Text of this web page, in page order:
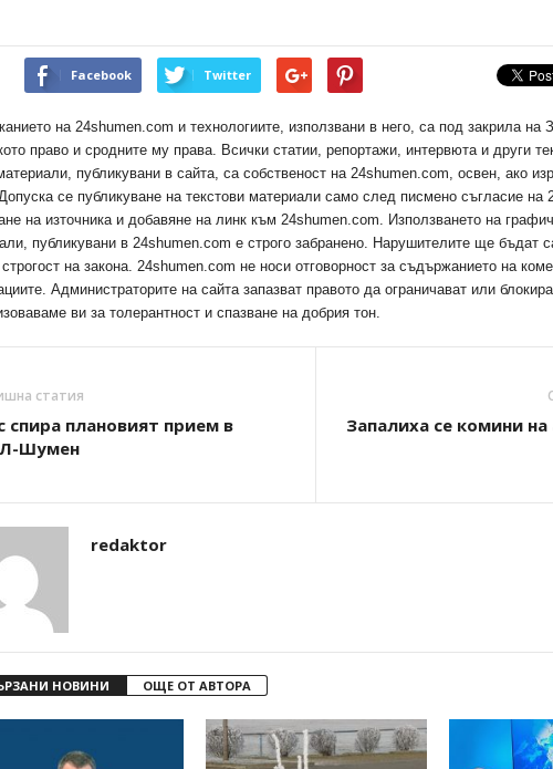
Facebook Twitter
на 24shumen.com и технологиите, използвани в него, са под закрила на
право и сродните му права. Всички статии, репортажи, интервюта и други
публикувани в сайта, са собственост на 24shumen.com, освен, ако
се публикуване на текстови материали само след писмено съгласие на
на източника и добавяне на линк към 24shumen.com. Използването на
публикувани в 24shumen.com е строго забранено. Нарушителите ще бъдат
на закона. 24shumen.com не носи отговорност за съдържанието на
Администраторите на сайта запазват правото да ограничават или
ви за толерантност и спазване на добрия тон.
статия
спира плановият прием в
Шумен
Запалиха се комини
redaktor
НОВИНИ ОЩЕ ОТ АВТОРА